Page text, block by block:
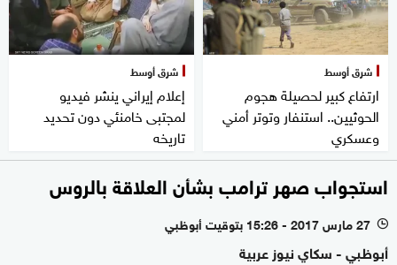
شرق أوسط
ارتفاع كبير لحصيلة هجوم
الحوثيين.. استنفار وتوتر أمني
وعسكري
شرق أوسط
إعلام إيراني ينشر فيديو
لمجتبى خامنئي دون تحديد
تاريخه
استجواب صهر ترامب بشأن العلاقة بالروس
l 27 مارس 2017 - 15:26 بتوقيت أبوظبي
أبوظبي - سكاي نيوز عربية